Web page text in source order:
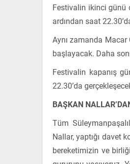
Festivalin ikinci günü
ardından saat
Aynı zamanda
başlayacak. Daha
Festivalin kapanış
22.30’da
BAŞKAN
Tüm
Nallar, yaptığı davet
bereketimizin ve